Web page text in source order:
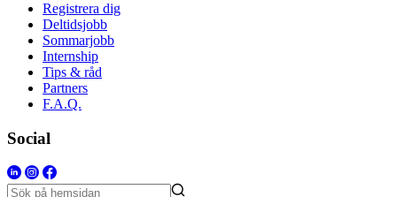
Registrera dig
Deltidsjobb
Sommarjobb
Internship
Tips & råd
Partners
F.A.Q.
Social